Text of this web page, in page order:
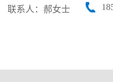
联系人：郝女士